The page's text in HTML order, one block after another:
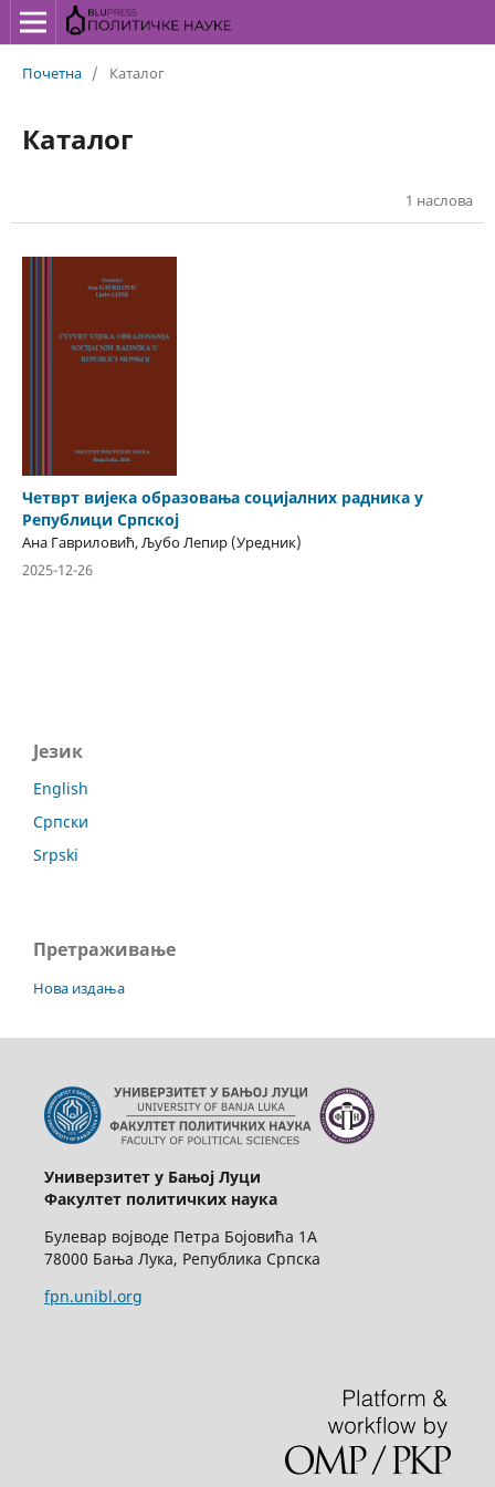
Почетна / Каталог
Каталог
1 наслова
Четврт вијека образовања социјалних радника у
Републици Српској
Ана Гавриловић, Љубо Лепир (Уредник)
2025-12-26
Језик
English
Српски
Srpski
Претраживање
Нова издања
Универзитет у Бањој Луци
Факултет политичких наука
Булевар војводе Петра Бојовића 1А
78000 Бања Лука, Република Српска
fpn.unibl.org